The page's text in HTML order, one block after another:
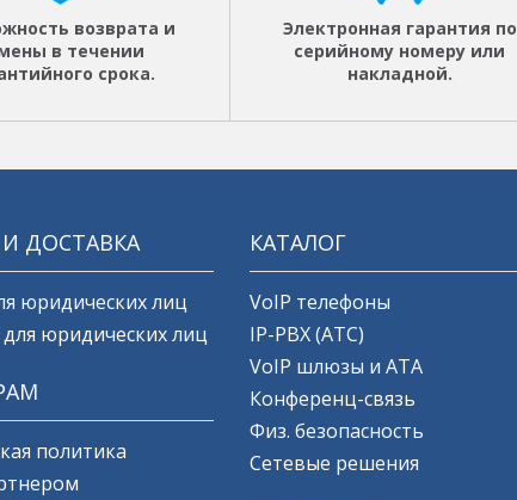
возврата и
в течении
срока.
Электронная гарантия по
серийному номеру или
накладной.
ДОСТАВКА
юридических лиц
юридических лиц
политика
КАТАЛОГ
VoIP телефоны
IP-PBX (АТС)
VoIP шлюзы и ATA
Конференц-связь
Физ. безопасность
Сетевые решения